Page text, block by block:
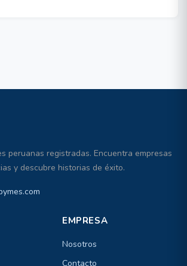
peruanas registradas. Encuentra empresas
y descubre historias de éxito.
EMPRESA
Nosotros
Contacto